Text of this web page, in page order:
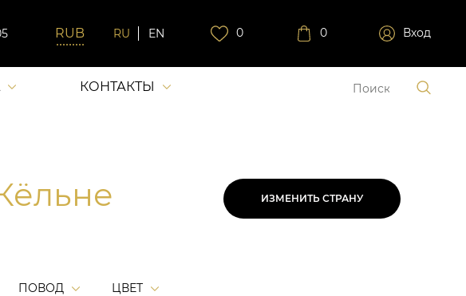
RU EN 0 0 Вход
КОНТАКТЫ
ИЗМЕНИТЬ СТРАНУ
ПОВОД
ЦВЕТ